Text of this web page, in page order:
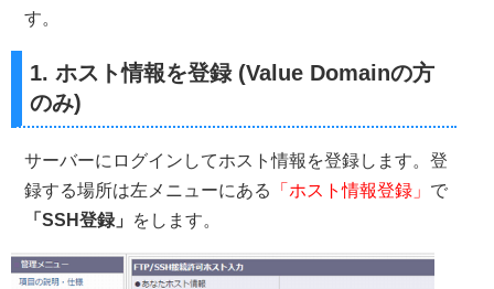
す。
1. ホスト情報を登録 (Value Domainの方
のみ)
サーバーにログインしてホスト情報を登録します。登
録する場所は左メニューにある
「ホスト情報登録」 で
「SSH登録」
をします。